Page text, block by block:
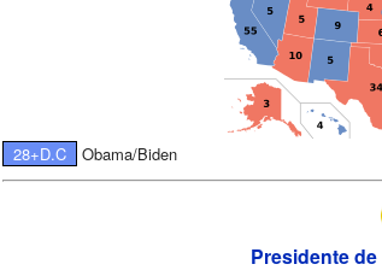
28+D.C Obama/Biden
Presidente